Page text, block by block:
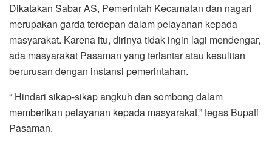
Dikatakan Sabar AS, Pemerintah Kecamatan dan nagari
merupakan garda terdepan dalam pelayanan kepada
masyarakat. Karena itu, dirinya tidak ingin lagi mendengar,
ada masyarakat Pasaman yang terlantar atau kesulitan
berurusan dengan instansi pemerintahan.
“ Hindari sikap-sikap angkuh dan sombong dalam
memberikan pelayanan kepada masyarakat,” tegas Bupati
Pasaman.